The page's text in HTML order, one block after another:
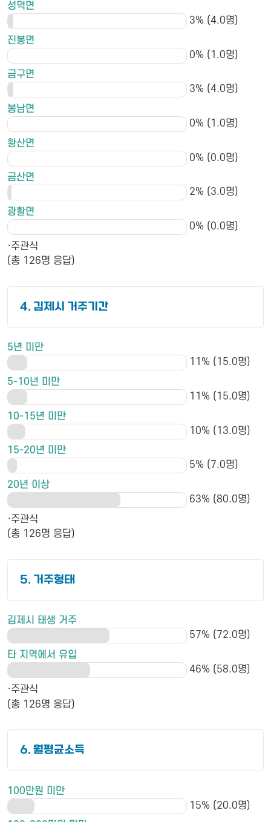
성덕면
3% (4.0명)
진봉면
0% (1.0명)
금구면
3% (4.0명)
봉남면
0% (1.0명)
황산면
0% (0.0명)
금산면
2% (3.0명)
광활면
0% (0.0명)
·주관식
(총 126명 응답)
4. 김제시 거주기간
5년 미만
11% (15.0명)
5-10년 미만
11% (15.0명)
10-15년 미만
10% (13.0명)
15-20년 미만
5% (7.0명)
20년 이상
63% (80.0명)
·주관식
(총 126명 응답)
5. 거주형태
김제시 태생 거주
57% (72.0명)
타 지역에서 유입
46% (58.0명)
·주관식
(총 126명 응답)
6. 월평균소득
100만원 미만
15% (20.0명)